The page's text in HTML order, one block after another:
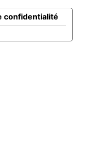
confidentialité